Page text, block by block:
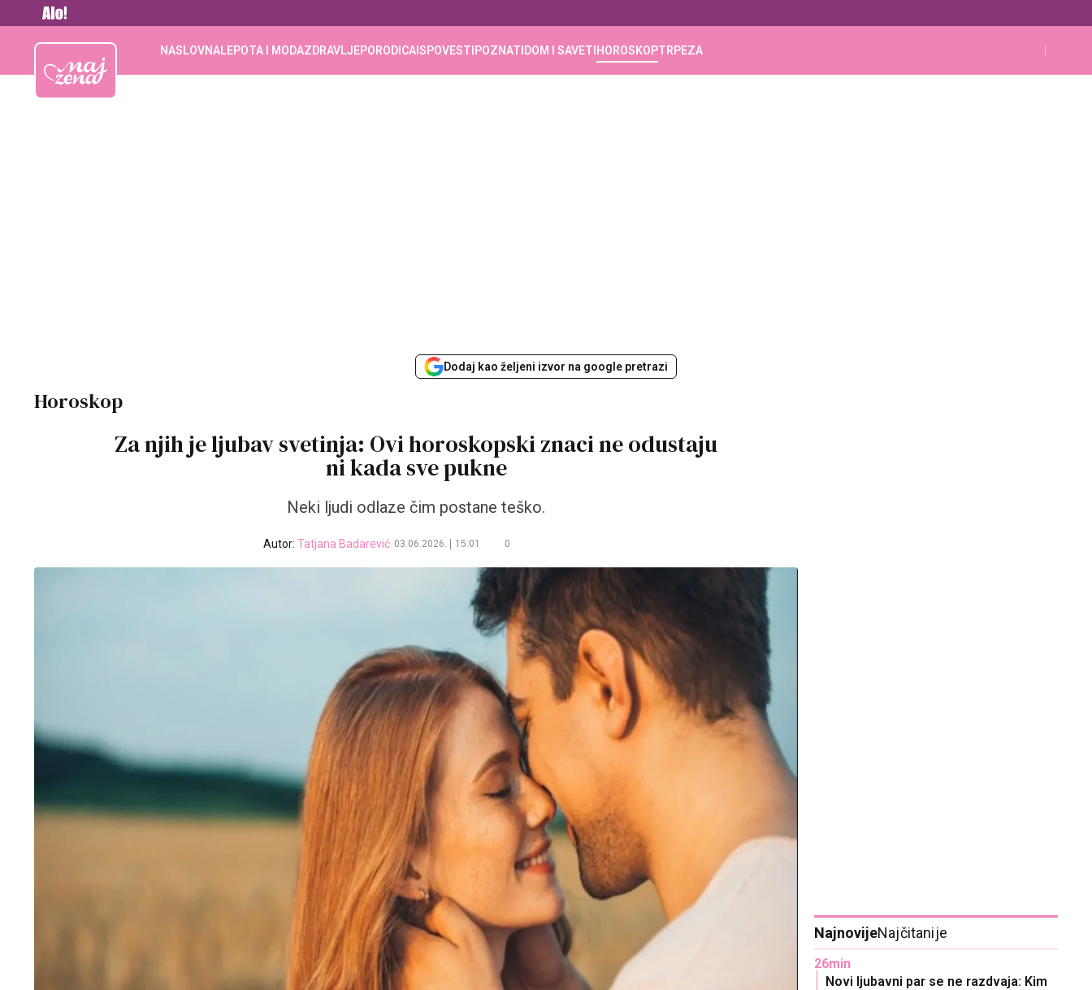
Najžena NASLOVNALEPOTA I MODAZDRAVLJEPORODICA ISPOVESTI POZNATI DOM I SAVETI HOROSKOPTRPEZA
Dodaj kao željeni izvor na google pretrazi
Horoskop
Za njih je ljubav svetinja: Ovi horoskopski znaci ne odustaju
ni kada sve pukne
Neki ljudi odlaze čim postane teško.
Autor: Tatjana Badarević 03.06.2026. 15:01 0
NajnovijeNajčitanije
26min
Novi ljubavni par se ne razdvaja: Kim